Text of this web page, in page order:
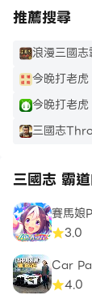
推薦搜尋
浪漫三國
今晚打老虎
今晚打老虎
三國志
三國志 霸
賽馬
3.0
Car
4.0